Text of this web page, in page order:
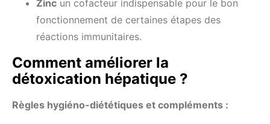
Zinc un cofacteur indispensable pour le bon
fonctionnement de certaines étapes des
réactions immunitaires.
Comment améliorer la
détoxication hépatique ?
Règles hygiéno-diététiques et compléments :